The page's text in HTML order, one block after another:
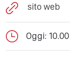
sito web
Oggi: